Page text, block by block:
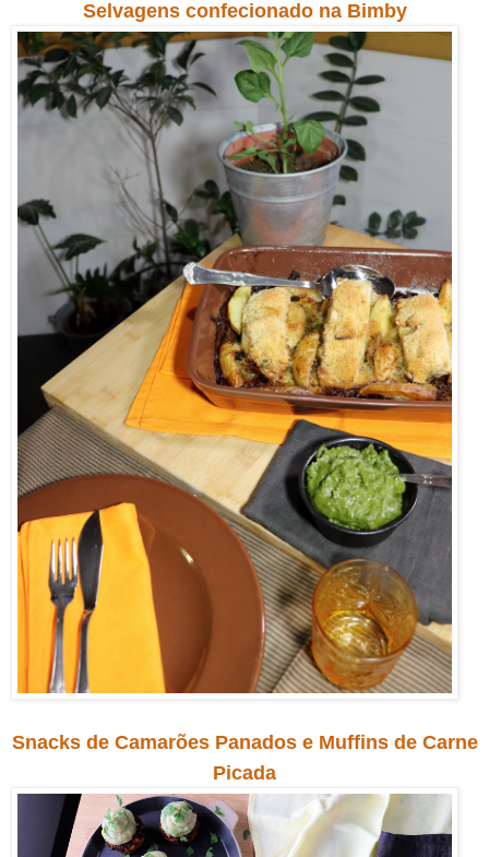
Selvagens confecionado na Bimby
Snacks de Camarões Panados e Muffins de Carne
Picada